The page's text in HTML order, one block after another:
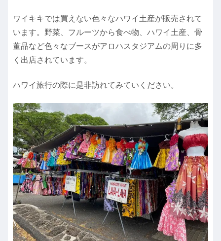
ワイキキでは買えない色々なハワイ土産が販売されて
います。野菜、フルーツから食べ物、ハワイ土産、骨
董品など色々なブースがアロハスタジアムの周りに多
く出店されています。
ハワイ旅行の際に是非訪れてみていください。